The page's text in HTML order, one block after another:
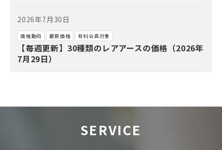
2026年7月30日
価格動向 最新価格 有料会員対象
【毎週更新】30種類のレアアースの価格（2026年
7月29日）
SERVICE